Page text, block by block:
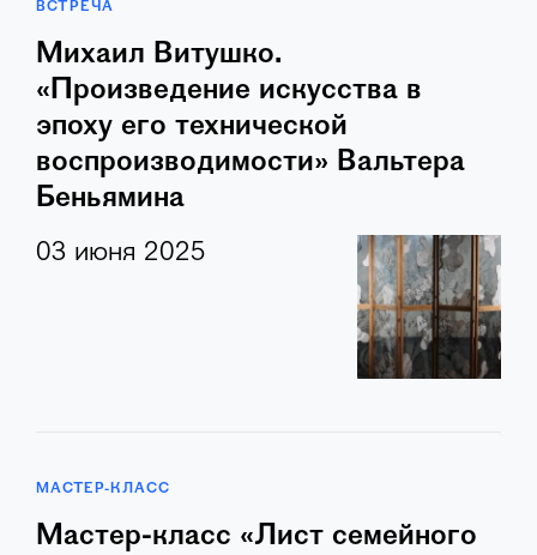
ВСТРЕЧА
Михаил Витушко.
«Произведение искусства в
эпоху его технической
воспроизводимости» Вальтера
Беньямина
03 июня 2025
МАСТЕР-КЛАСС
Мастер-класс «Лист семейного